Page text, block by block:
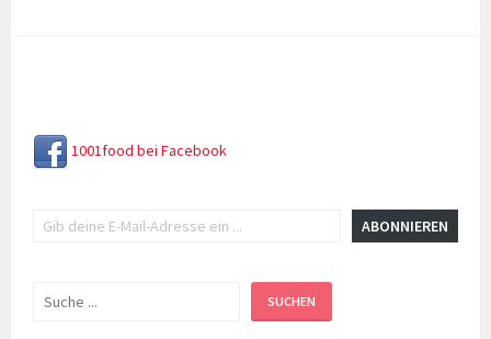
1001food bei Facebook
ABONNIEREN
Suchen SUCHEN